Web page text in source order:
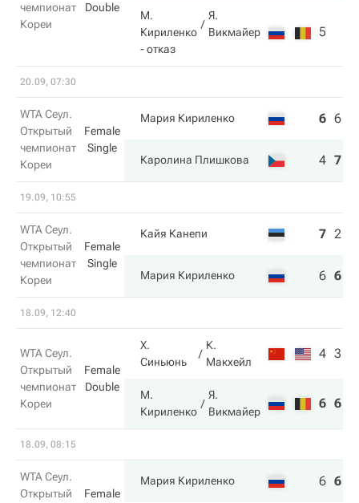
чемпионат
Кореи
Double
М.
Кириленко
Я.
Викмайер
- отказ
5
20.09, 07:30
WTA Сеул.
Открытый
чемпионат
Кореи
Female
Single
Мария Кириленко 6 6
Каролина Плишкова 4 7
19.09, 10:55
WTA Сеул.
Открытый
чемпионат
Кореи
Female
Single
Кайя Канепи 7 2
Мария Кириленко 6 6
18.09, 12:40
WTA Сеул.
Открытый
чемпионат
Кореи
Female
Double
Х.
Синьюнь
К.
Макхейл
4 3
М.
Кириленко
Я.
Викмайер
6 6
18.09, 08:15
WTA Сеул.
Открытый
Female
Мария Кириленко 6 6